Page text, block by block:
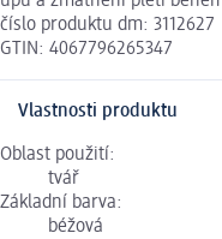
číslo produktu dm: 3112627
GTIN: 4067796265347
Vlastnosti produktu
Oblast použití:
tvář
Základní barva:
béžová